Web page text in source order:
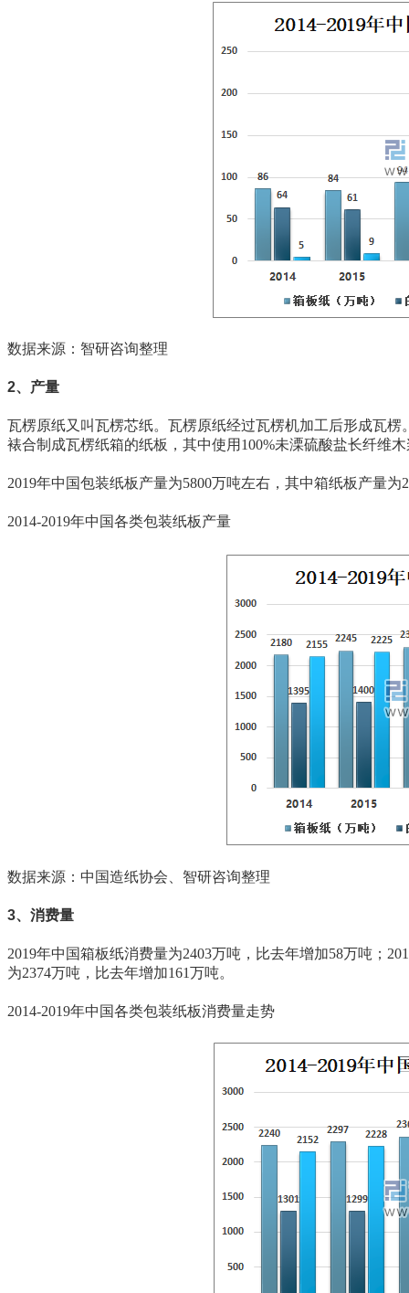
数据来源：智研咨询整理
2、产量
瓦楞原纸又叫瓦楞芯纸。瓦楞原纸经过瓦楞机加工后形成瓦
裱合制成瓦楞纸箱的纸板，其中使用100%未溧硫酸盐长纤维
2019年中国包装纸板产量为5800万吨左右，其中箱纸板产量
2014-2019年中国各类包装纸板产量
数据来源：中国造纸协会、智研咨询整理
3、消费量
2019年中国箱板纸消费量为2403万吨，比去年增加58万吨；
为2374万吨，比去年增加161万吨。
2014-2019年中国各类包装纸板消费量走势